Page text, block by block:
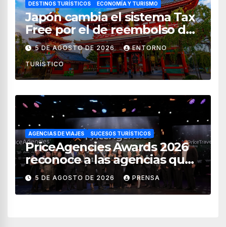
DESTINOS TURÍSTICOS ECONOMÍA Y TURISMO
Japón cambia el sistema Tax
Free por el de reembolso de
impuestos desde noviembre
de 2026
5 DE AGOSTO DE 2026 ENTORNO
TURÍSTICO
AGENCIAS DE VIAJES SUCESOS TURÍSTICOS
PriceAgencies Awards 2026
reconoce a las agencias que
impulsan el crecimiento del
turismo en México
5 DE AGOSTO DE 2026 PRENSA